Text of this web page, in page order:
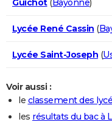
Guichot(Bayonne)
Lycée René Cassin (
Lycée Saint-Joseph (
Voir aussi :
le classement des
les résultats du bac à